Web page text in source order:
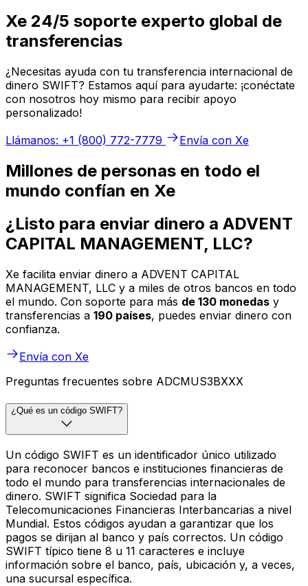
Xe 24/5 soporte experto global de
transferencias
¿Necesitas ayuda con tu transferencia internacional de
dinero SWIFT? Estamos aquí para ayudarte: ¡conéctate
con nosotros hoy mismo para recibir apoyo
personalizado!
Llámanos: +1 (800) 772-7779
Envía con Xe
Millones de personas en todo el
mundo confían en Xe
¿Listo para enviar dinero a ADVENT
CAPITAL MANAGEMENT, LLC?
Xe facilita enviar dinero a ADVENT CAPITAL
MANAGEMENT, LLC y a miles de otros bancos en todo
el mundo. Con soporte para más de 130 monedas y
transferencias a 190 países, puedes enviar dinero con
confianza.
Envía con Xe
Preguntas frecuentes sobre ADCMUS3BXXX
¿Qué es un código SWIFT?
Un código SWIFT es un identificador único utilizado
para reconocer bancos e instituciones financieras de
todo el mundo para transferencias internacionales de
dinero. SWIFT significa Sociedad para la
Telecomunicaciones Financieras Interbancarias a nivel
Mundial. Estos códigos ayudan a garantizar que los
pagos se dirijan al banco y país correctos. Un código
SWIFT típico tiene 8 u 11 caracteres e incluye
información sobre el banco, país, ubicación y, a veces,
una sucursal específica.